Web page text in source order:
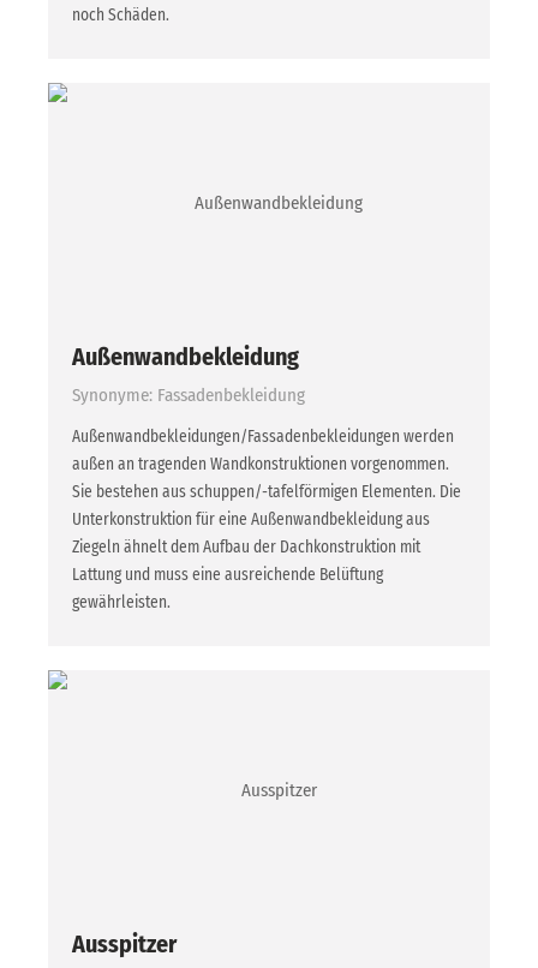
noch Schäden.
Außenwandbekleidung
Synonyme: Fassadenbekleidung
Außenwandbekleidungen/Fassadenbekleidungen werden
außen an tragenden Wandkonstruktionen vorgenommen.
Sie bestehen aus schuppen/-tafelförmigen Elementen. Die
Unterkonstruktion für eine Außenwandbekleidung aus
Ziegeln ähnelt dem Aufbau der Dachkonstruktion mit
Lattung und muss eine ausreichende Belüftung
gewährleisten.
Ausspitzer